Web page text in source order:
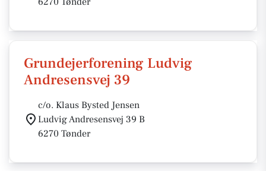
Grundejerforening Ludvig
Andresensvej 39
c/o. Klaus Bysted Jensen
Ludvig Andresensvej 39 B
6270 Tønder